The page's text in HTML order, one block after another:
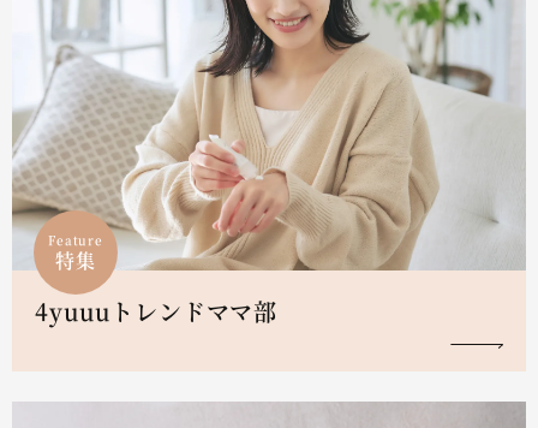
Feature
特集
4yuuuトレンドママ部